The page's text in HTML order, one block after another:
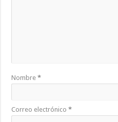
Nombre*
Correo electrónico*